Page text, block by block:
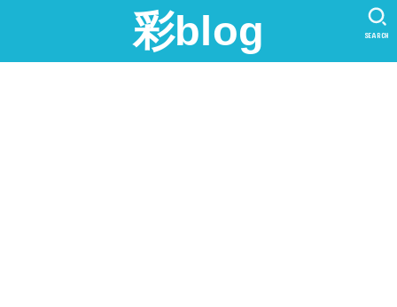
彩blog SEARCH